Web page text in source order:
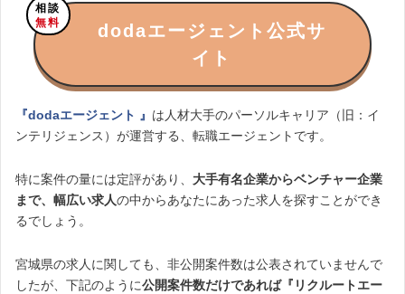
相談
無料
dodaエージェント公式サ
イト
『dodaエージェント 』 は人材大手のパーソルキャリア（旧：イ
ンテリジェンス）が運営する、転職エージェントです。
特に案件の量には定評があり、 大手有名企業からベンチャー企業
まで、幅広い求人の中からあなたにあった求人を探すことができ
るでしょう。
宮城県の求人に関しても、非公開案件数は公表されていませんで
したが、下記のように公開案件数だけであれば『リクルートエー